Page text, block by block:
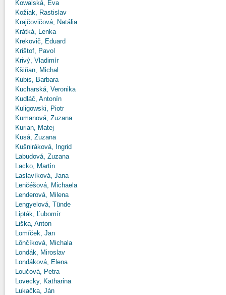
Kowalská, Eva
Kožiak, Rastislav
Krajčovičová, Natália
Krátká, Lenka
Krekovič, Eduard
Krištof, Pavol
Krivý, Vladimír
Kšiňan, Michal
Kubis, Barbara
Kucharská, Veronika
Kudláč, Antonín
Kuligowski, Piotr
Kumanová, Zuzana
Kurian, Matej
Kusá, Zuzana
Kušniráková, Ingrid
Labudová, Zuzana
Lacko, Martin
Laslavíková, Jana
Lenčéšová, Michaela
Lenderová, Milena
Lengyelová, Tünde
Lipták, Ľubomír
Liška, Anton
Lomíček, Jan
Lônčíková, Michala
Londák, Miroslav
Londáková, Elena
Loučová, Petra
Lovecky, Katharina
Lukačka, Ján